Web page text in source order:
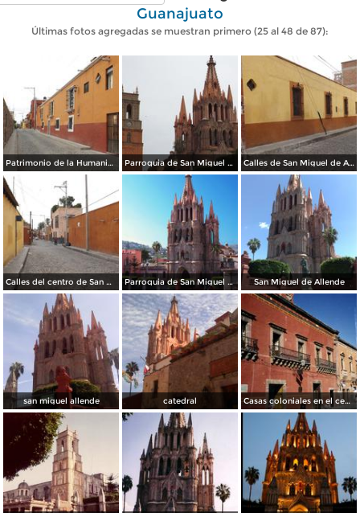
Guanajuato
Últimas fotos agregadas se muestran primero (25 al 48 de 87):
Patrimonio de la Humanidad, San Miguel de Allende. Abril/2014 Parroquia de San Miguel Arcangel. Abril/2014 Calles de San Miguel de Allende. Abril/2014
Calles del centro de San Miguel de Allende. Abril/2014 Parroquia de San Miguel Arcángel San Miguel de Allende
san miguel allende catedral Casas coloniales en el centro de San Miguel de Allende, Gto. 2001